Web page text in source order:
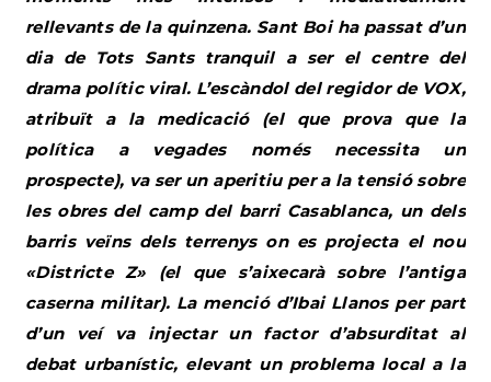
rellevants de la quinzena. Sant Boi ha passat d’un
dia de Tots Sants tranquil a ser el centre del
drama polític viral. L’escàndol del regidor de VOX,
atribuït a la medicació (el que prova que la
política a vegades només necessita un
prospecte), va ser un aperitiu per a la tensió sobre
les obres del camp del barri Casablanca, un dels
barris veïns dels terrenys on es projecta el nou
«Districte Z» (el que s’aixecarà sobre l’antiga
caserna militar). La menció d’Ibai Llanos per part
d’un veí va injectar un factor d’absurditat al
debat urbanístic, elevant un problema local a la